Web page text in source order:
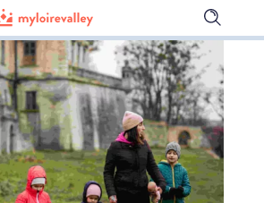
Ouvrir
la
de